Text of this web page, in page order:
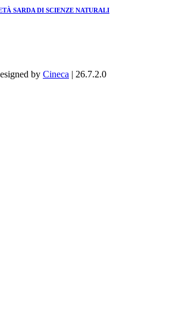
SARDA DI SCIENZE NATURALI
by Cineca | 26.7.2.0